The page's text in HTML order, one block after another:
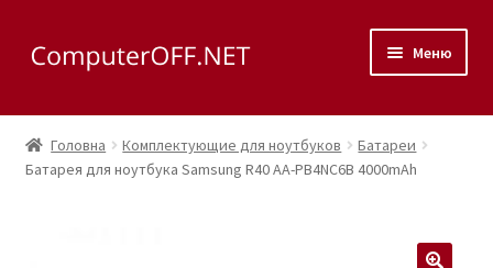
до
до
Меню
Корзина
Магазин
Головна Комплектующие для ноутбуков
Батареи
Батарея для ноутбука Samsung R40 AA-PB4NC6B 4000mAh